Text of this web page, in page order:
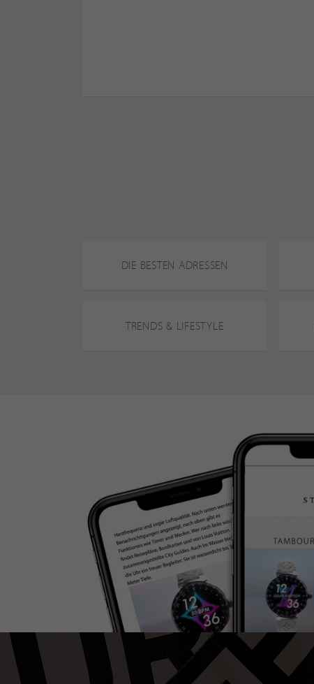
DIE BESTEN ADRESSEN
TRENDS & LIFESTYLE